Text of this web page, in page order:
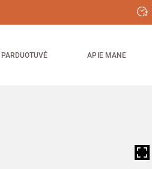
PARDUOTUVĖ APIE MANE